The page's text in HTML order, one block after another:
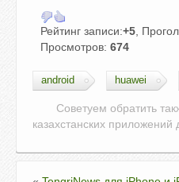
Рейтинг записи:+5,
Просмотров: 674
android huawei
Советуем обратить
казахстанских приложений